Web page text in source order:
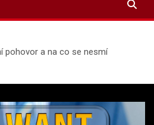
pohovor a na co se nesmí